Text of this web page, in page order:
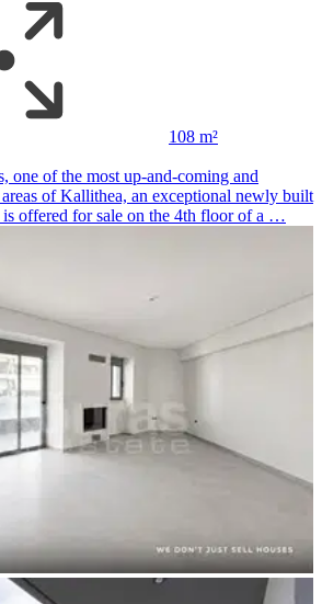
108 m²
one of the most up-and-coming and
of Kallithea, an exceptional newly built
is offered for sale on the 4th floor of a …